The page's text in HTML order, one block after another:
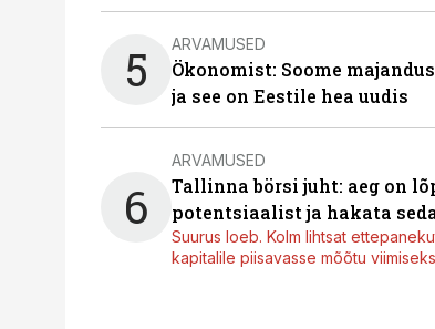
5 ARVAMUSED
Ökonomist: Soome
ja see on Eestile hea uudis
6
ARVAMUSED
Tallinna börsi juht: aeg on
potentsiaalist ja hakata
Suurus loeb. Kolm lihtsat
kapitalile piisavasse mõõtu viimiseks